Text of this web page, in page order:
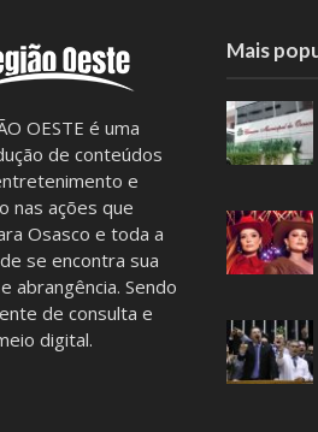
OESTE é uma
de conteúdos
e
nas ações que
Osasco e toda a
se encontra sua
abrangência. Sendo
de consulta e
digital.
Mais